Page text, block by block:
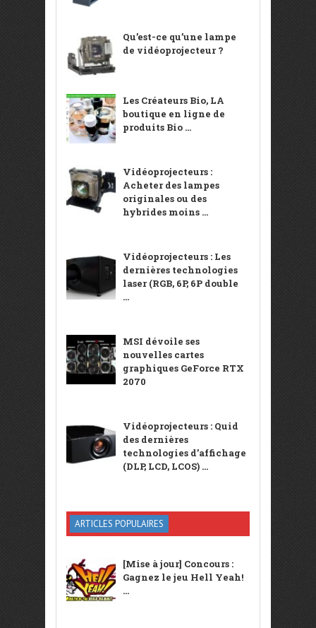
Qu’est-ce qu’une lampe
de vidéoprojecteur ?
Les Créateurs Bio, LA
boutique en ligne de
produits Bio ...
Vidéoprojecteurs :
Acheter des lampes
originales ou des
hybrides moins ...
Vidéoprojecteurs : Les
dernières technologies
laser (RGB, 6P, 6P double
...
MSI dévoile ses
nouvelles cartes
graphiques GeForce RTX
2070
Vidéoprojecteurs : Quid
des dernières
technologies d’affichage
(DLP, LCD, LCOS) ...
ARTICLES POPULAIRES
[Mise à jour] Concours :
Gagnez le jeu Hell Yeah!
...